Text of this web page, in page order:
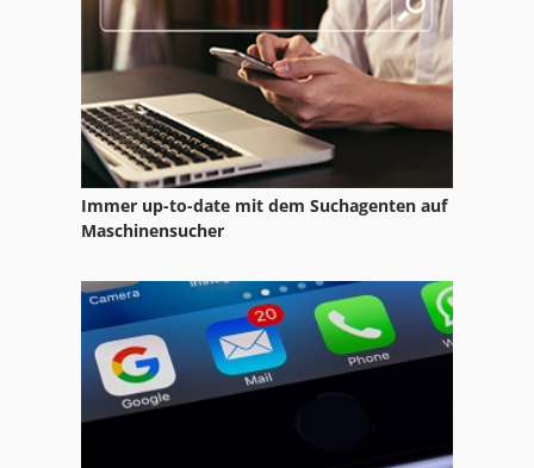
Auffangwanne
Ausklinker
Ausklinkmaschine
Automaten Drehmaschine
Avalon
Avm Angelini
Avm Drehmaschine
Avm Mas 165 S
Immer up-to-date mit dem Suchagenten auf
Maschinensucher